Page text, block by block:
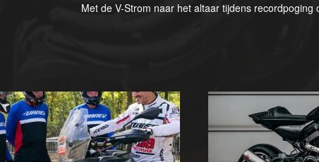
Met de V-Strom naar het altaar tijdens